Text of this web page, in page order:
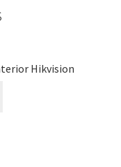
Hikvision